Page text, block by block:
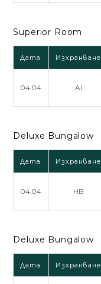
Superior Room
Дата Изхранване
04.04 AI
Deluxe Bungalow
Дата Изхранване
04.04 HB
Deluxe Bungalow
Дата Изхранване